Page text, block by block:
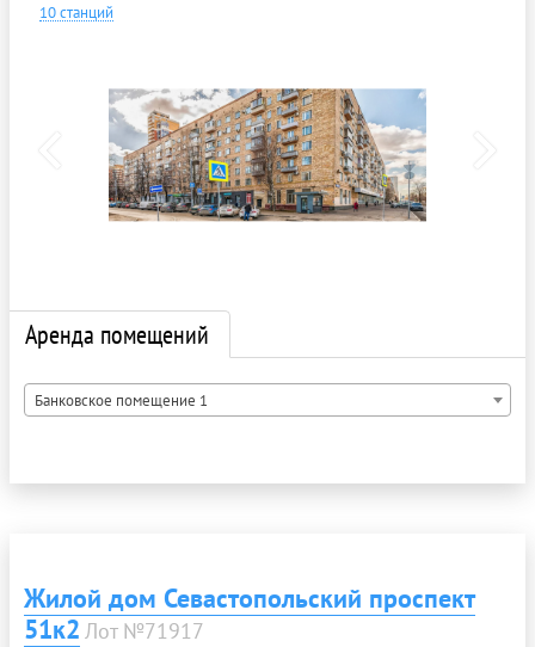
10 станций
Аренда помещений
Банковское помещение 1
Жилой дом Севастопольский проспект
51к2 Лот №71917